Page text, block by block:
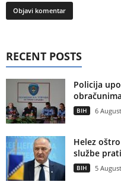
RECENT POSTS
Policija
BIH 6
Helez
službe
BIH 5